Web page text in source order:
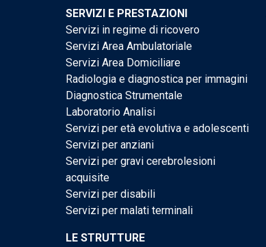
SERVIZI E PRESTAZIONI
Servizi in regime di ricovero
Servizi Area Ambulatoriale
Servizi Area Domiciliare
Radiologia e diagnostica per immagini
Diagnostica Strumentale
Laboratorio Analisi
Servizi per età evolutiva e adolescenti
Servizi per anziani
Servizi per gravi cerebrolesioni
acquisite
Servizi per disabili
Servizi per malati terminali
LE STRUTTURE